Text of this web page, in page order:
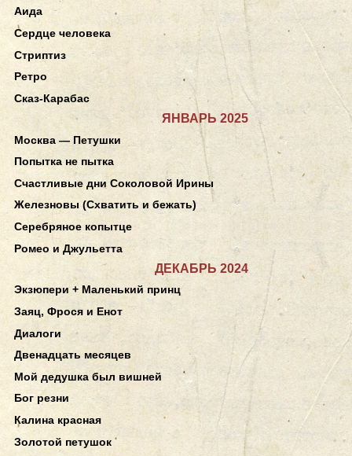
Аида
Сердце человека
Стриптиз
Ретро
Сказ-Карабас
ЯНВАРЬ 2025
Москва — Петушки
Попытка не пытка
Счастливые дни Соколовой Ирины
Железновы (Схватить и бежать)
Серебряное копытце
Ромео и Джульетта
ДЕКАБРЬ 2024
Экзюпери + Маленький принц
Заяц, Фрося и Енот
Диалоги
Двенадцать месяцев
Мой дедушка был вишней
Бог резни
Калина красная
Золотой петушок